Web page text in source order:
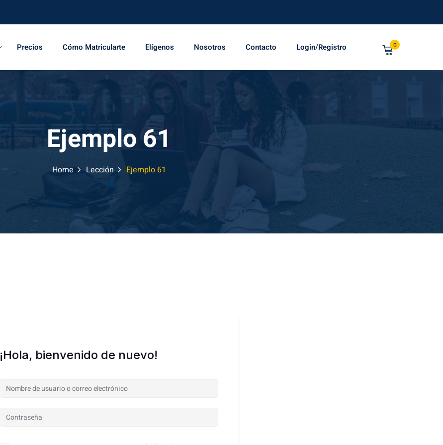
Precios Cómo Matricularte Elígenos Nosotros Contacto Login/Registro 0
Ejemplo 61
Home Lección Ejemplo 61
¡Hola, bienvenido de nuevo!